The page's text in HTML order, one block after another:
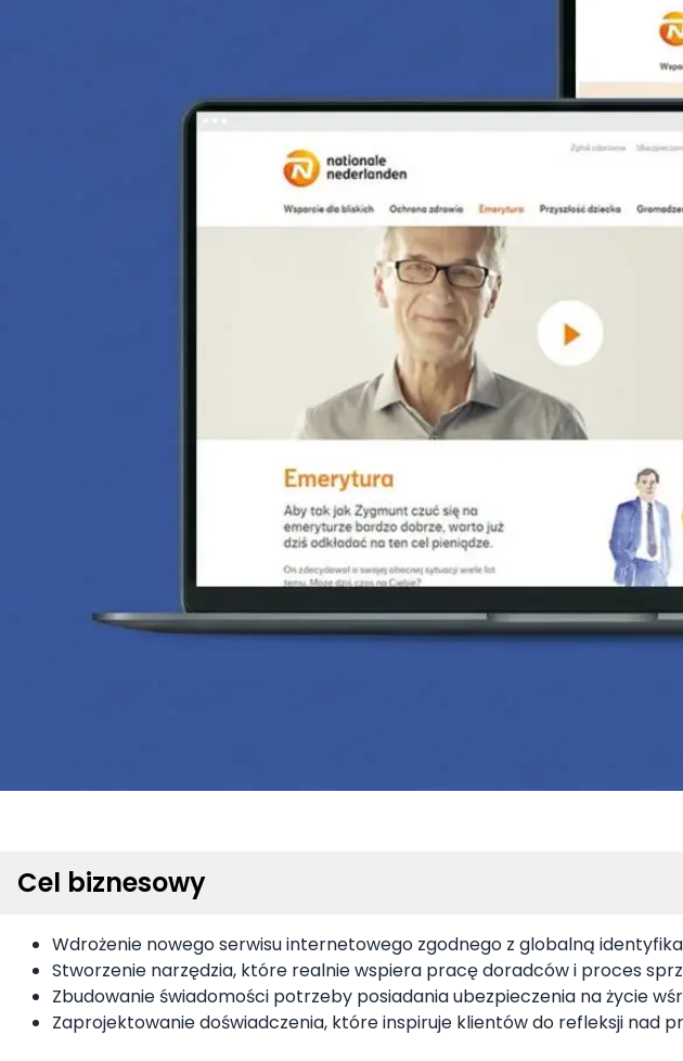
Cel biznesowy
Wdrożenie nowego serwisu internetowego zgodnego z globalną
Stworzenie narzędzia, które realnie wspiera pracę doradców i proces
Zbudowanie świadomości potrzeby posiadania ubezpieczenia na życie
Zaprojektowanie doświadczenia, które inspiruje klientów do refleksji nad